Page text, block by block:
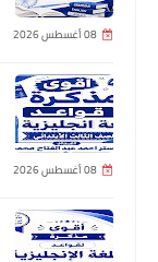
08 أغسطس 2026
08 أغسطس 2026